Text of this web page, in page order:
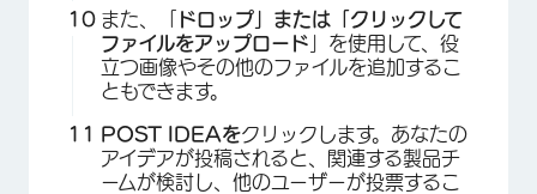
また、「
ドロップ」または「クリックして
ファイルをアップロード 」を使用して、役
立つ画像やその他のファイルを追加するこ
ともできます。
POST IDEAをクリックします。あなたの
アイデアが投稿されると、関連する製品チ
ームが検討し、他のユーザーが投票するこ